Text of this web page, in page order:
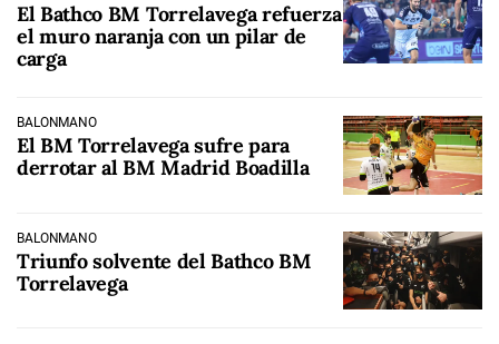
El Bathco BM Torrelavega refuerza
el muro naranja con un pilar de
carga
BALONMANO
El BM Torrelavega sufre para
derrotar al BM Madrid Boadilla
BALONMANO
Triunfo solvente del Bathco BM
Torrelavega